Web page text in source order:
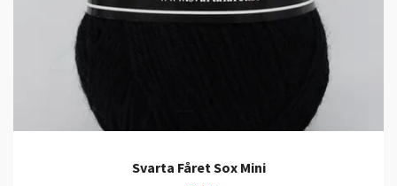
Svarta Fåret Sox Mini